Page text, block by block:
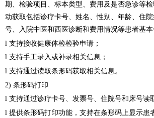
期、检验项目、标本类型、费用及是否急诊等
动获取包括诊疗卡号、姓名、性别、年龄、住
号、入院中医和西医诊断和费用情况等患者基本
l 支持接收健康体检检验申请；
l 支持手工录入或补录相关信息；
l 支持通过读取条形码获取相关信息。
2) 条形码打印
l 支持通过诊疗卡号、发票号、住院号和床号读
l 提供条形码打印功能，支持在条形码上显示患